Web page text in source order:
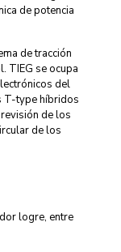
de potencia
de tracción
TIEG se ocupa
del
T-type híbridos
revisión de los
de los
logre, entre